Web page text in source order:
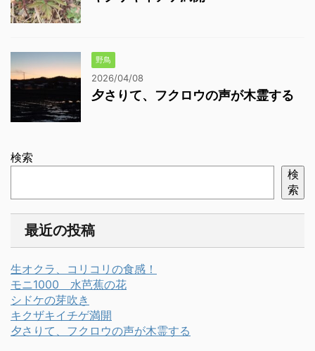
野鳥
2026/04/08
夕さりて、フクロウの声が木霊する
検索
検
索
最近の投稿
生オクラ、コリコリの食感！
モニ1000 水芭蕉の花
シドケの芽吹き
キクザキイチゲ満開
夕さりて、フクロウの声が木霊する